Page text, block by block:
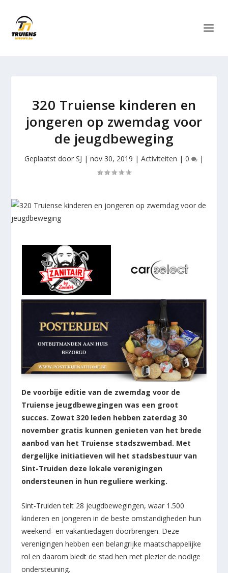
320 Truiense kinderen en
jongeren op zwemdag voor
de jeugdbeweging
Geplaatst door SJ | nov 30, 2019 | Activiteiten | 0 |
De voorbije editie van de zwemdag voor de
Truiense jeugdbewegingen was een groot
succes. Zowat 320 leden hebben zaterdag 30
november gratis kunnen genieten van het brede
aanbod van het Truiense stadszwembad. Met
dergelijke initiatieven wil het stadsbestuur van
Sint-Truiden deze lokale verenigingen
ondersteunen in hun reguliere werking.
Sint-Truiden telt 28 jeugdbewegingen, waar 1.500
kinderen en jongeren in de beste omstandigheden hun
weekend- en vakantiedagen doorbrengen. Deze
verenigingen hebben een belangrijke maatschappelijke
rol en daarom biedt de stad hen met plezier de nodige
ondersteuning.